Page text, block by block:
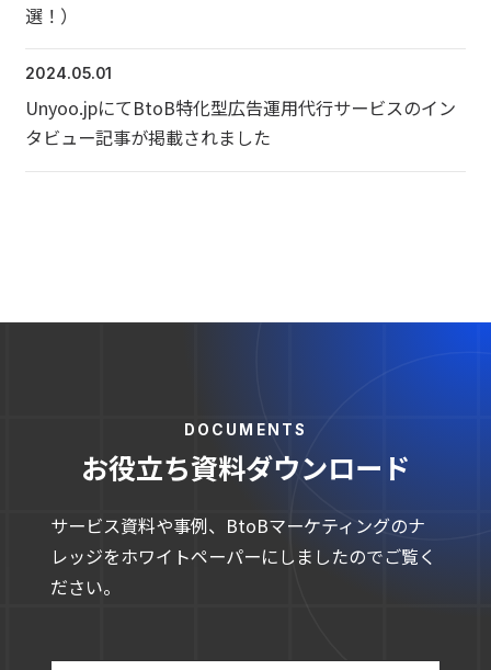
選！）
2024.05.01
Unyoo.jpにてBtoB特化型広告運用代行サービスのイン
タビュー記事が掲載されました
DOCUMENTS
お役立ち資料ダウンロード
サービス資料や事例、BtoBマーケティングのナ
レッジをホワイトペーパーにしましたのでご覧く
ださい。